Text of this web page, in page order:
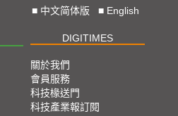
■ 中文简体版 ■ English
DIGITIMES
關於我們
會員服務
科技椽送門
科技產業報訂閱